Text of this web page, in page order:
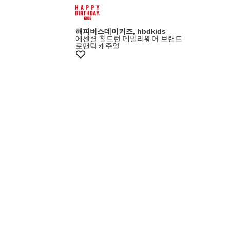
해피버스데이키즈, hbdkids
에센셜 칠드런 데일리웨어 브랜드
로맨틱 캐주얼